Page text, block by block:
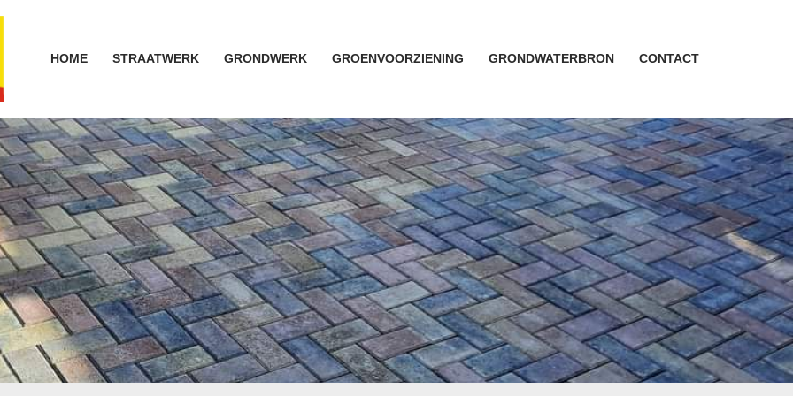
HOME STRAATWERK GRONDWERK GROENVOORZIENING GRONDWATERBRON CONTACT